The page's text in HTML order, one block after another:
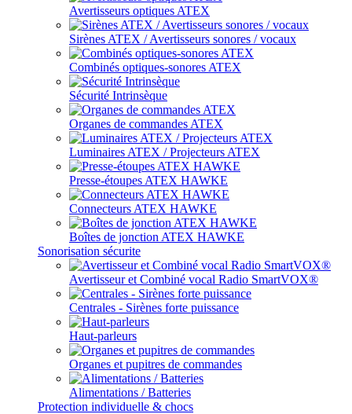
Avertisseurs optiques ATEX
Sirènes ATEX / Avertisseurs sonores / vocaux
Combinés optiques-sonores ATEX
Sécurité Intrinsèque
Organes de commandes ATEX
Luminaires ATEX / Projecteurs ATEX
Presse-étoupes ATEX HAWKE
Connecteurs ATEX HAWKE
Boîtes de jonction ATEX HAWKE
Sonorisation sécurite
Avertisseur et Combiné vocal Radio SmartVOX®
Centrales - Sirènes forte puissance
Haut-parleurs
Organes et pupitres de commandes
Alimentations / Batteries
Protection individuelle & chocs